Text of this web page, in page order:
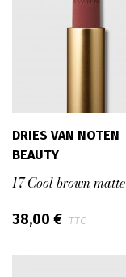
DRIES VAN NOTEN
BEAUTY
17 Cool brown
38,00 € TTC